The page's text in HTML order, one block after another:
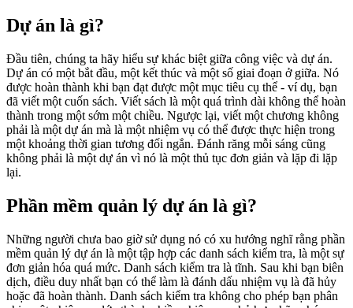
Dự án là gì?
Đầu tiên, chúng ta hãy hiểu sự khác biệt giữa công việc và dự án.
Dự án có một bắt đầu, một kết thúc và một số giai đoạn ở giữa. Nó
được hoàn thành khi bạn đạt được một mục tiêu cụ thể - ví dụ, bạn
đã viết một cuốn sách. Viết sách là một quá trình dài không thể hoàn
thành trong một sớm một chiều. Ngược lại, viết một chương không
phải là một dự án mà là một nhiệm vụ có thể được thực hiện trong
một khoảng thời gian tương đối ngắn. Đánh răng mỗi sáng cũng
không phải là một dự án vì nó là một thủ tục đơn giản và lặp đi lặp
lại.
Phần mềm quản lý dự án là gì?
Những người chưa bao giờ sử dụng nó có xu hướng nghĩ rằng phần
mềm quản lý dự án là một tập hợp các danh sách kiểm tra, là một sự
đơn giản hóa quá mức. Danh sách kiểm tra là tĩnh. Sau khi bạn biên
dịch, điều duy nhất bạn có thể làm là đánh dấu nhiệm vụ là đã hủy
hoặc đã hoàn thành. Danh sách kiểm tra không cho phép bạn phân